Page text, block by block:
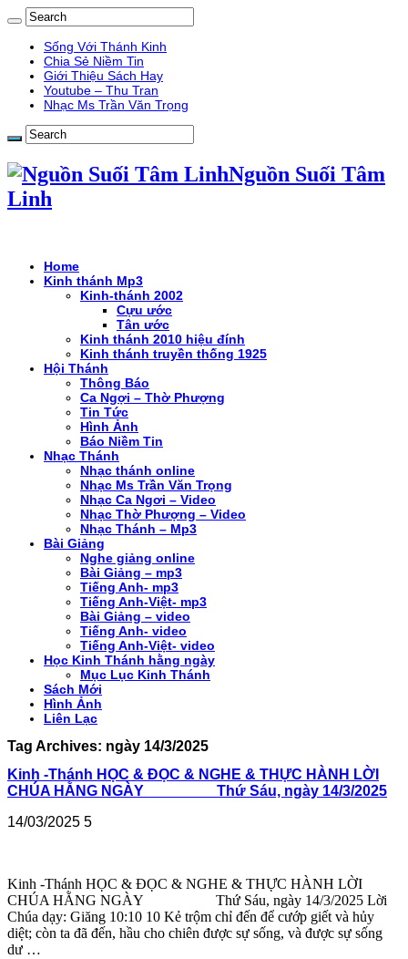
Sống Với Thánh Kinh
Chia Sẻ Niềm Tin
Giới Thiệu Sách Hay
Youtube – Thu Tran
Nhạc Ms Trần Văn Trọng
Nguồn Suối Tâm
Linh
Home
Kinh thánh Mp3
Kinh-thánh 2002
Cựu ước
Tân ước
Kinh thánh 2010 hiệu đính
Kinh thánh truyền thống 1925
Hội Thánh
Thông Báo
Ca Ngợi – Thờ Phượng
Tin Tức
Hình Ảnh
Báo Niềm Tin
Nhạc Thánh
Nhạc thánh online
Nhạc Ms Trần Văn Trọng
Nhạc Ca Ngơi – Video
Nhạc Thờ Phượng – Video
Nhạc Thánh – Mp3
Bài Giảng
Nghe giảng online
Bài Giảng – mp3
Tiếng Anh- mp3
Tiếng Anh-Việt- mp3
Bài Giảng – video
Tiếng Anh- video
Tiếng Anh-Việt- video
Học Kinh Thánh hằng ngày
Mục Lục Kinh Thánh
Sách Mới
Hình Ảnh
Liên Lạc
Tag Archives: ngày 14/3/2025
Kinh -Thánh HỌC & ĐỌC & NGHE & THỰC HÀNH LỜI
CHÚA HẰNG NGÀY Thứ Sáu, ngày 14/3/2025
14/03/2025 5
Kinh -Thánh HỌC & ĐỌC & NGHE & THỰC HÀNH LỜI
CHÚA HẰNG NGÀY Thứ Sáu, ngày 14/3/2025 Lời
Chúa dạy: Giăng 10:10 10 Kẻ trộm chỉ đến để cướp giết và hủy
diệt; còn ta đã đến, hầu cho chiên được sự sống, và được sự sống
dư …